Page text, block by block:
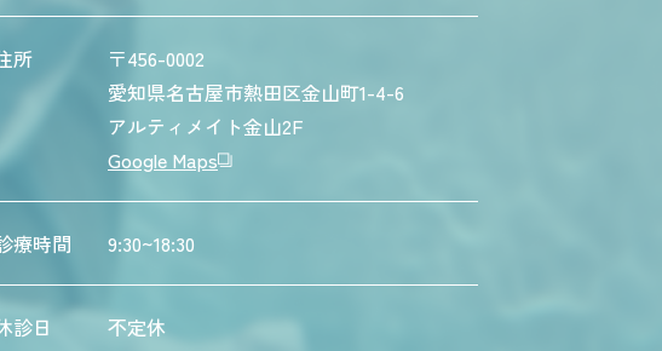
所
〒456-0002
愛知県名古屋市熱田区金山町1-4-6
アルティメイト金山2F
Google Maps
療時間 9:30~18:30
診日 不定休